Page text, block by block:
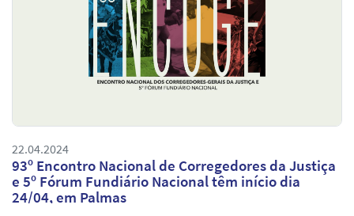
22.04.2024
93º Encontro Nacional de Corregedores da Justiça
e 5º Fórum Fundiário Nacional têm início dia
24/04, em Palmas